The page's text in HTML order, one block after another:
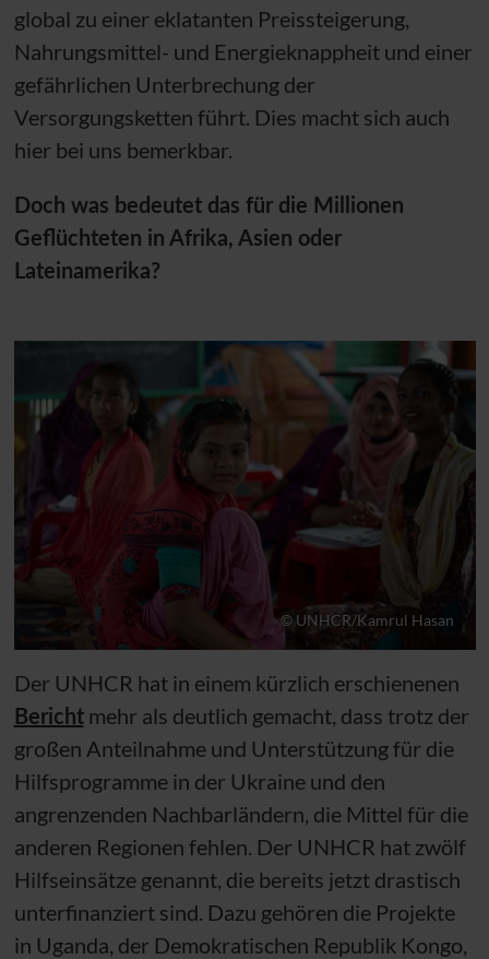
global zu einer eklatanten Preissteigerung,
Nahrungsmittel- und Energieknappheit und einer
gefährlichen Unterbrechung der
Versorgungsketten führt. Dies macht sich auch
hier bei uns bemerkbar.
Doch was bedeutet das für die Millionen
Geflüchteten in Afrika, Asien oder
Lateinamerika?
© UNHCR/Kamrul Hasan
Der UNHCR hat in einem kürzlich erschienenen
Berichtmehr als deutlich gemacht, dass trotz der
großen Anteilnahme und Unterstützung für die
Hilfsprogramme in der Ukraine und den
angrenzenden Nachbarländern, die Mittel für die
anderen Regionen fehlen. Der UNHCR hat zwölf
Hilfseinsätze genannt, die bereits jetzt drastisch
unterfinanziert sind. Dazu gehören die Projekte
in Uganda, der Demokratischen Republik Kongo,